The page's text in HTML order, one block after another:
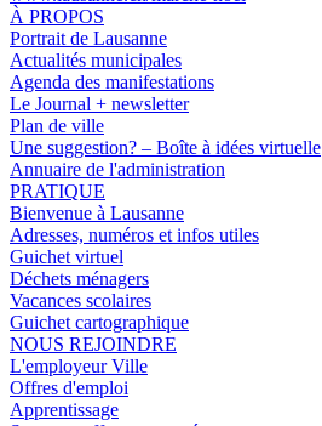
À PROPOS
Portrait de Lausanne
Actualités municipales
Agenda des manifestations
Le Journal + newsletter
Plan de ville
Une suggestion? – Boîte à idées virtuelle
Annuaire de l'administration
PRATIQUE
Bienvenue à Lausanne
Adresses, numéros et infos utiles
Guichet virtuel
Déchets ménagers
Vacances scolaires
Guichet cartographique
NOUS REJOINDRE
L'employeur Ville
Offres d'emploi
Apprentissage